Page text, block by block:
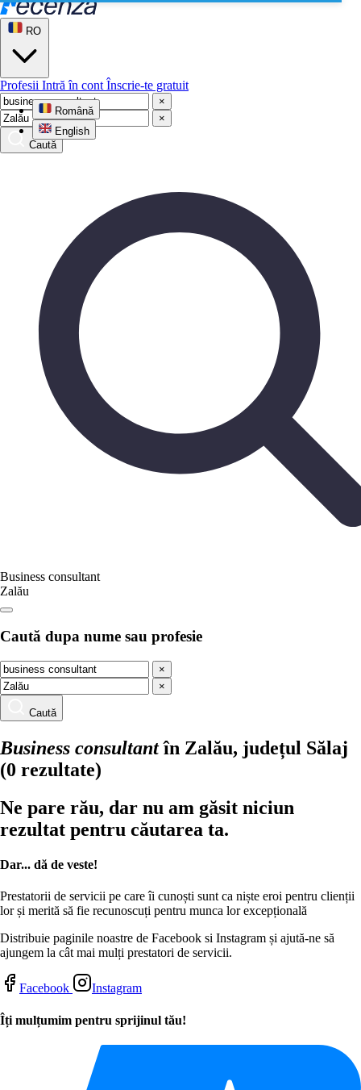
RO
Română
English
Profesii Intră în cont Înscrie-te gratuit
×
×
Caută
Business consultant
Zalău
Caută dupa nume sau profesie
×
×
Caută
Business consultantîn Zalău, județul Sălaj
(0 rezultate)
Ne pare rău, dar nu am găsit niciun
rezultat pentru căutarea ta.
Dar... dă de veste!
Prestatorii de servicii pe care îi cunoști sunt ca niște eroi pentru clienții
lor și merită să fie recunoscuți pentru munca lor excepțională
Distribuie paginile noastre de Facebook si Instagram și ajută-ne să
ajungem la cât mai mulți prestatori de servicii.
Facebook Instagram
Îți mulțumim pentru sprijinul tău!